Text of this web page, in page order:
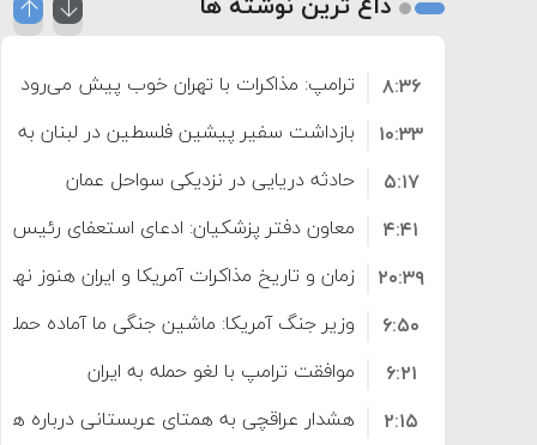
ترامپ: مذاکرات با تهران خوب پیش می‌رود
۸:۳۶
بازداشت سفیر پیشین فلسطین در لبنان به
۱۰:۳۳
حادثه دریایی در نزدیکی سواحل عمان
۵:۱۷
معاون دفتر پزشکیان: ادعای استعفای
است
۴:۴۱
زمان و تاریخ مذاکرات آمریکا و ایران هنوز
۲۰:۳۹
وزیر جنگ آمریکا: ماشین جنگی ما آماده حمله
۶:۵۰
موافقت ترامپ با لغو حمله به ایران
۶:۲۱
هشدار عراقچی به همتای عربستانی درباره
۲:۱۵